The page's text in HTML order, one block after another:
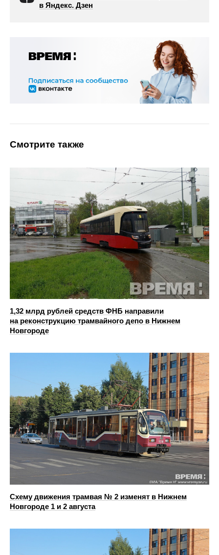
в Яндекс. Дзен
Смотрите также
1,32 млрд рублей средств ФНБ направили
на реконструкцию трамвайного депо в Нижнем
Новгороде
Схему движения трамвая № 2 изменят в Нижнем
Новгороде 1 и 2 августа